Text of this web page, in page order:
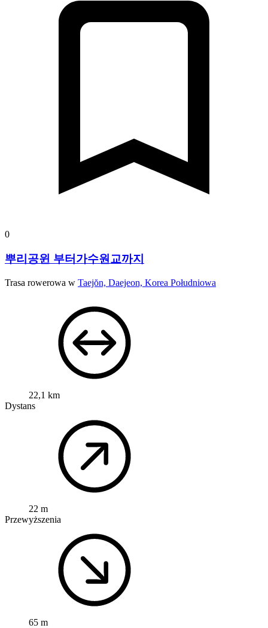
0
뿌리공윈 부터가수원교까지
Trasa rowerowa w Taejŏn, Daejeon, Korea Południowa
22,1 km
Dystans
22 m
Przewyższenia
65 m